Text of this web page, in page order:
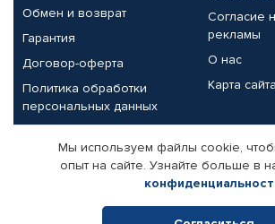
Обмен и возврат
Гарантия
Договор-оферта
Политика обработки
персональных данных
Согласие
рекламы
О нас
Карта сайта
Партнерам
Корпоративным клиентам
Поставщикам
Реквизиты
Мы используем файлы cookie,
опыт на сайте. Узнайте больше в